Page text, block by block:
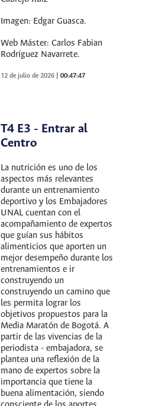
Imagen: Edgar Guasca.
Web Máster: Carlos Fabian
Rodríguez Navarrete.
12 de julio de 2026 |00:47:47
T4 E3 - Entrar al
Centro
La nutrición es uno de los
aspectos más relevantes
durante un entrenamiento
deportivo y los Embajadores
UNAL cuentan con el
acompañamiento de expertos
que guían sus hábitos
alimenticios que aporten un
mejor desempeño durante los
entrenamientos e ir
construyendo un
construyendo un camino que
les permita lograr los
objetivos propuestos para la
Media Maratón de Bogotá. A
partir de las vivencias de la
periodista - embajadora, se
plantea una reflexión de la
mano de expertos sobre la
importancia que tiene la
buena alimentación, siendo